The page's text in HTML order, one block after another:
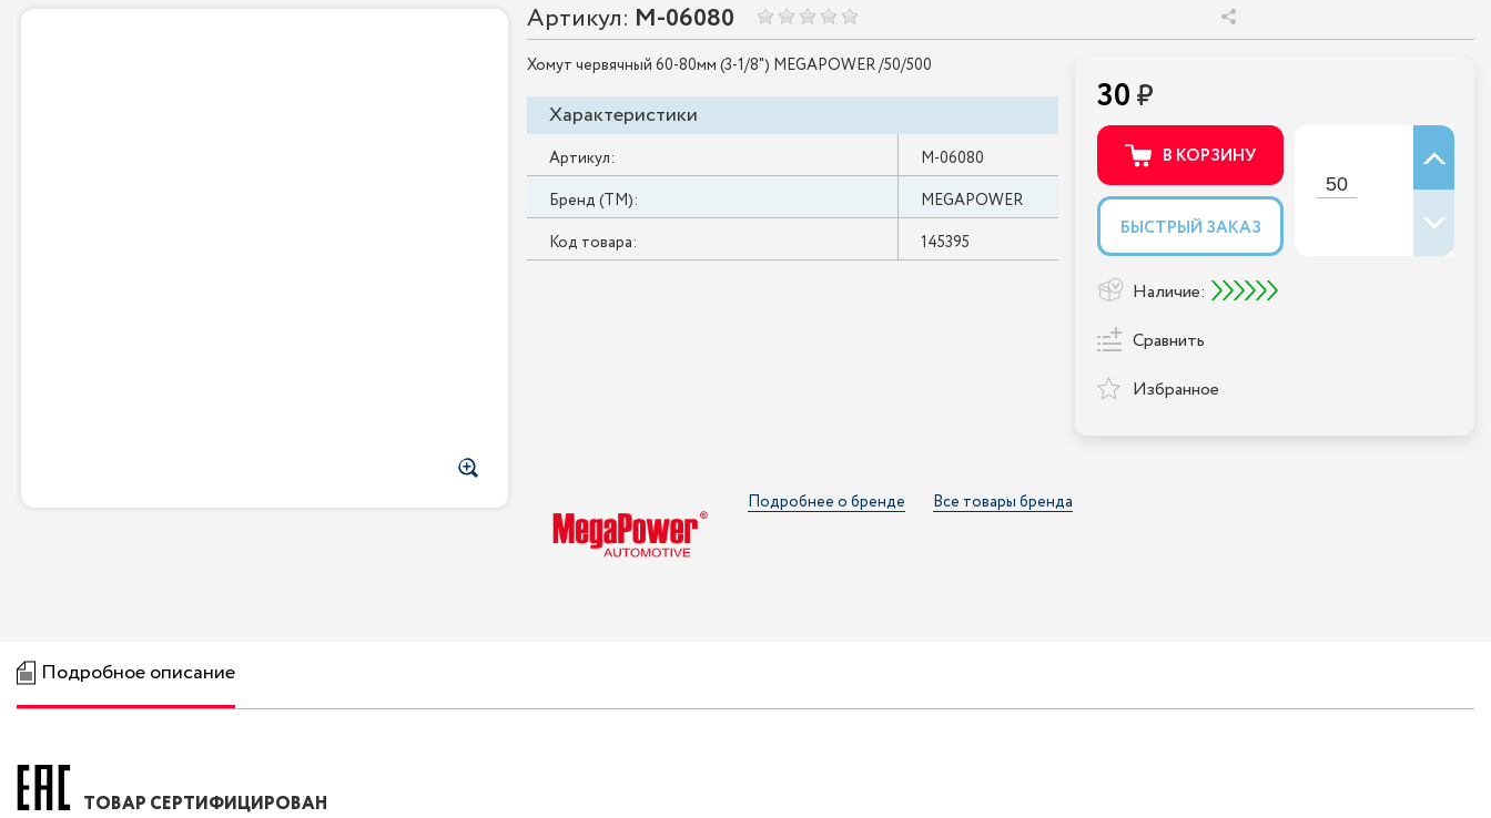
Артикул: M-06080
Хомут червячный 60-80мм (3-1/8") MEGAPOWER /50/500
Характеристики
Артикул:
M-06080
Бренд (ТМ):
MEGAPOWER
Код товара:
145395
30
В КОРЗИНУ
БЫСТРЫЙ ЗАКАЗ
Наличие:
Сравнить
Избранное
Подробнее о бренде Все товары бренда
Подробное описание
ТОВАР СЕРТИФИЦИРОВАН